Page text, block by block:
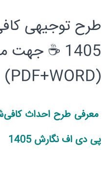
طرح توجیهی
1405 ☕
(PDF+WORD)
معرفی طرح احداث
پی دی اف نگارش 1405